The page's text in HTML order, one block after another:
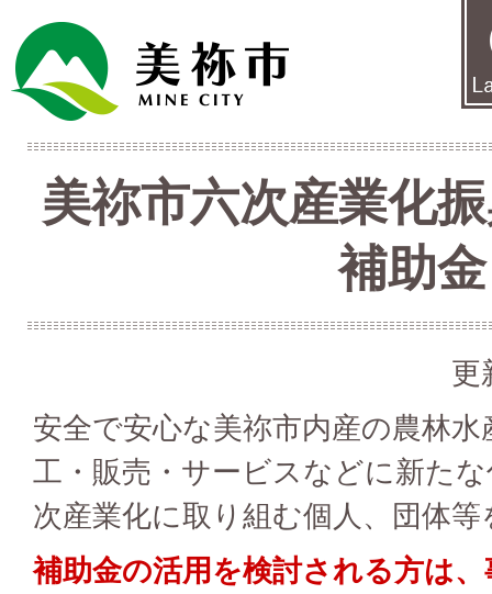
美祢市六次産業化
補助金
更
安全で安心な美祢市内産の農林
工・販売・サービスなどに新た
次産業化に取り組む個人、団体
補助金の活用を検討される方は